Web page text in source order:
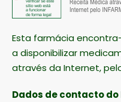
Esta farmácia
a disponibilizar
através da Internet,
Dados de contacto do